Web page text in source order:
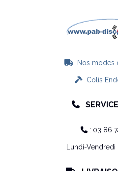
 Nos modes
Colis

 : 03 86
Lundi-